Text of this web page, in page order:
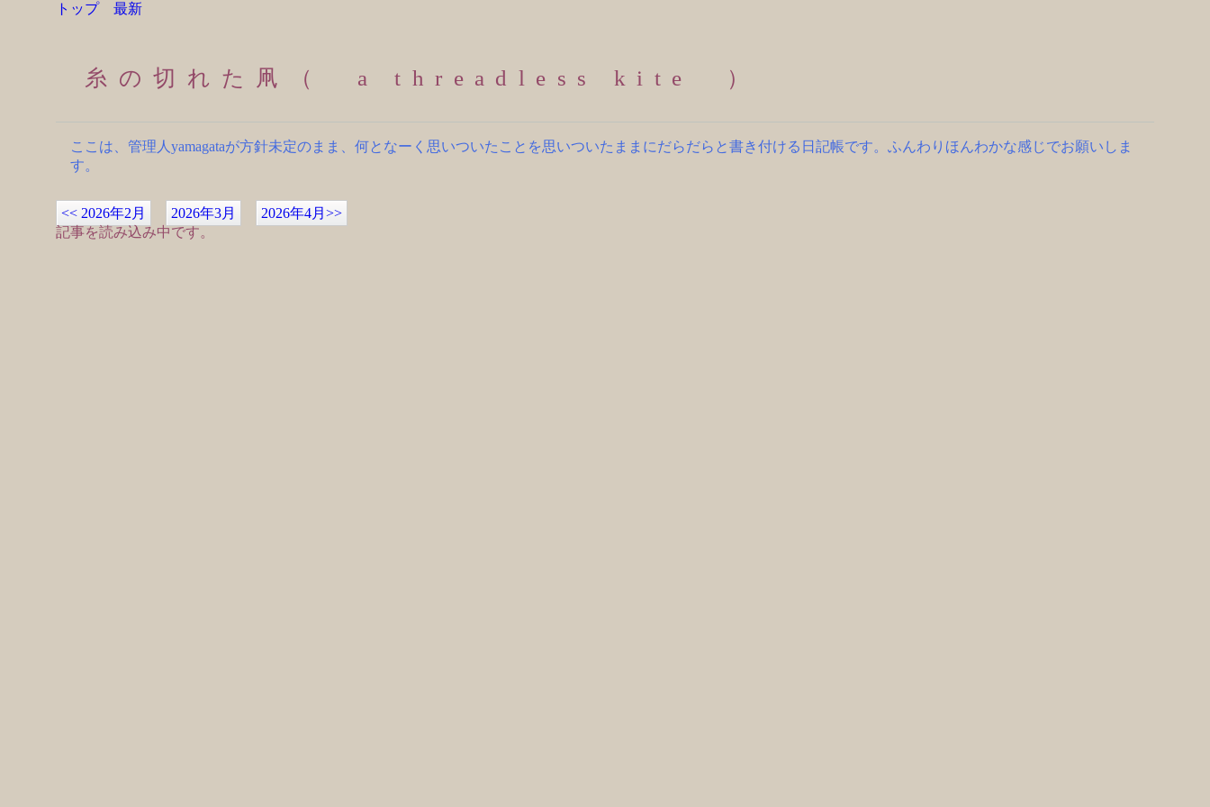
トップ 最新
糸の切れた凧（ a threadless kite ）
ここは、管理人yamagataが方針未定のまま、何となーく思いついたことを思いついたままにだらだらと書き付ける日記帳です。ふんわりほんわかな感じでお願いしま
す。
<<2026年2月 2026年3月 2026年4月>>
記事を読み込み中です。